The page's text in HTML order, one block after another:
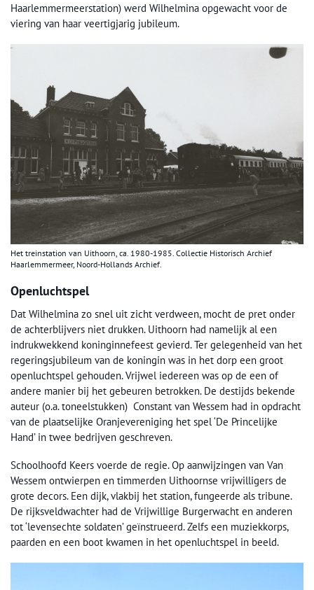
Haarlemmermeerstation) werd Wilhelmina opgewacht voor de
viering van haar veertigjarig jubileum.
Het treinstation van Uithoorn, ca. 1980-1985. Collectie Historisch Archief
Haarlemmermeer, Noord-Hollands Archief.
Openluchtspel
Dat Wilhelmina zo snel uit zicht verdween, mocht de pret onder
de achterblijvers niet drukken. Uithoorn had namelijk al een
indrukwekkend koninginnefeest gevierd. Ter gelegenheid van het
regeringsjubileum van de koningin was in het dorp een groot
openluchtspel gehouden. Vrijwel iedereen was op de een of
andere manier bij het gebeuren betrokken. De destijds bekende
auteur (o.a. toneelstukken) Constant van Wessem had in opdracht
van de plaatselijke Oranjevereniging het spel ‘De Princelijke
Hand’ in twee bedrijven geschreven.
Schoolhoofd Keers voerde de regie. Op aanwijzingen van Van
Wessem ontwierpen en timmerden Uithoornse vrijwilligers de
grote decors. Een dijk, vlakbij het station, fungeerde als tribune.
De rijksveldwachter had de Vrijwillige Burgerwacht en anderen
tot ‘levensechte soldaten’ geïnstrueerd. Zelfs een muziekkorps,
paarden en een boot kwamen in het openluchtspel in beeld.